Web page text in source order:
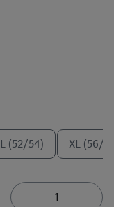
L (52/54) XL (56/